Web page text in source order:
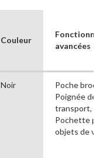
Couleur
avancées
Noir
Poche
Poignée de
transport,
Pochette
objets de